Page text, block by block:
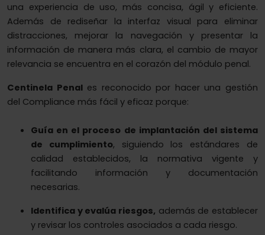
una experiencia de uso, más concisa, ágil y eficiente.
Además de rediseñar la interfaz visual para eliminar
distracciones, mejorar la navegación y presentar la
información de manera más clara, el cambio de mayor
relevancia se encuentra en el corazón del módulo penal.
Centinela Penales reconocido por hacer una gestión
del Compliance más fácil y eficaz porque:
Guía en el proceso de implantación del sistema
de cumplimiento, siguiendo los estándares de
calidad establecidos, la normativa vigente y
facilitando información y documentación
necesarias.
Identifica y evalúa riesgos, además de establecer
y revisar los controles asociados a cada riesgo.